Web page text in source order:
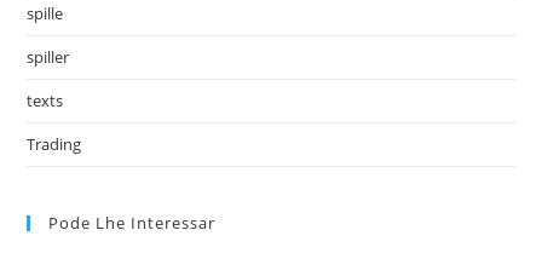
spille
spiller
texts
Trading
Pode Lhe Interessar